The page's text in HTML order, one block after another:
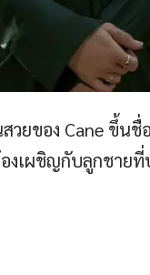
ยของ Cane ขึ้นชื่
งเผชิญกับลูกชายที่